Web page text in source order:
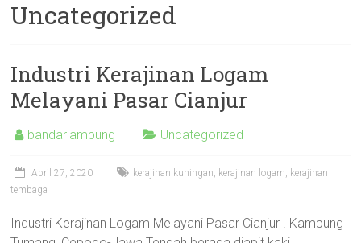
Uncategorized
Industri Kerajinan Logam
Melayani Pasar Cianjur
bandarlampung Uncategorized
April 27, 2020 kerajinan kuningan, kerajinan logam, kerajinan
tembaga
Industri Kerajinan Logam Melayani Pasar Cianjur . Kampung